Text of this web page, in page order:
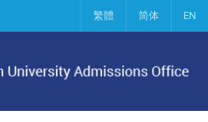
繁體 简体 EN